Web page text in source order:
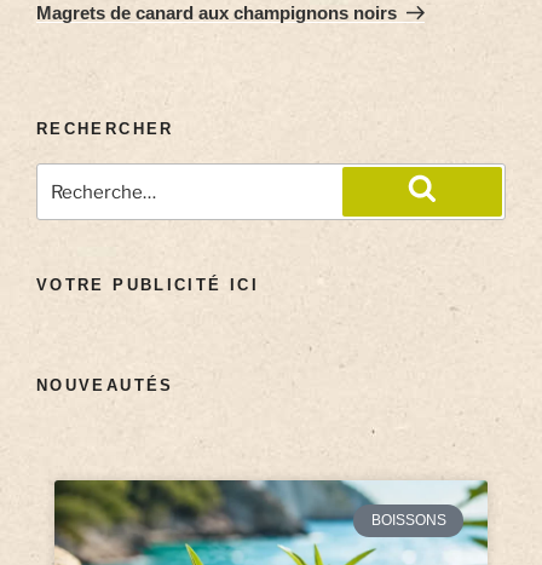
Magrets de canard aux champignons noirs
RECHERCHER
VOTRE PUBLICITÉ ICI
NOUVEAUTÉS
BOISSONS